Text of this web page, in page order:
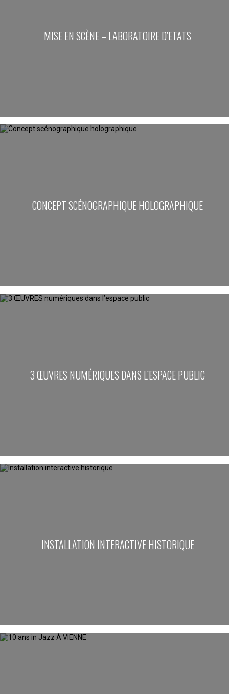
MISE EN SCÈNE – LABORATOIRE D’ETATS
CONCEPT SCÉNOGRAPHIQUE HOLOGRAPHIQUE
3 ŒUVRES NUMÉRIQUES DANS L’ESPACE PUBLIC
INSTALLATION INTERACTIVE HISTORIQUE